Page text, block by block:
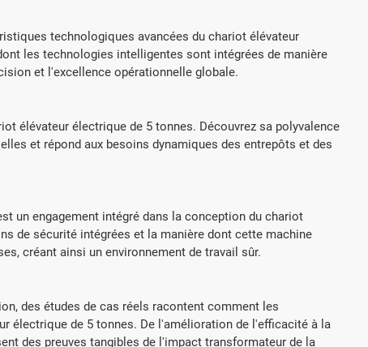
technologiques avancées du chariot élévateur
les technologies intelligentes sont intégrées de manière
et l'excellence opérationnelle globale.
élévateur électrique de 5 tonnes. Découvrez sa polyvalence
et répond aux besoins dynamiques des entrepôts et des
un engagement intégré dans la conception du chariot
de sécurité intégrées et la manière dont cette machine
créant ainsi un environnement de travail sûr.
des études de cas réels racontent comment les
électrique de 5 tonnes. De l'amélioration de l'efficacité à la
des preuves tangibles de l'impact transformateur de la